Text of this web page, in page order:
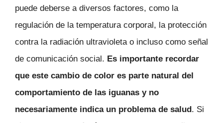
puede deberse a diversos factores, como la
regulación de la temperatura corporal, la protección
contra la radiación ultravioleta o incluso como señal
de comunicación social. Es importante recordar
que este cambio de color es parte natural del
comportamiento de las iguanas y no
necesariamente indica un problema de salud. Si